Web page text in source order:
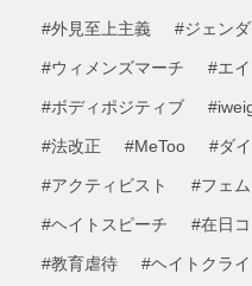
#外見至上主義 #ジェン
#ウィメンズマーチ #エ
#ボディポジティブ
#法改正 #MeToo #ダ
#アクティビスト #フェ
#ヘイトスピーチ #在日
#教育虐待 #ヘイトクライ